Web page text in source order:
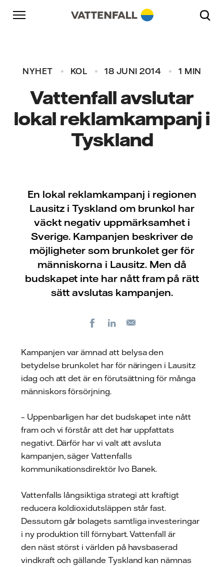
Skip to content
Gå till huvudnavigeringen
Gå till sidfoten
NYHET KOL 18 JUNI 2014 1 MIN
Vattenfall avslutar
lokal reklamkampanj i
Tyskland
En lokal reklamkampanj i regionen
Lausitz i Tyskland om brunkol har
väckt negativ uppmärksamhet i
Sverige. Kampanjen beskriver de
möjligheter som brunkolet ger för
människorna i Lausitz. Men då
budskapet inte har nått fram på rätt
sätt avslutas kampanjen.
FacebookLinkedIn
Kampanjen var ämnad att belysa den
betydelse brunkolet har för näringen i Lausitz
idag och att det är en förutsättning för många
människors försörjning.
– Uppenbarligen har det budskapet inte nått
fram och vi förstår att det har uppfattats
negativt. Därför har vi valt att avsluta
kampanjen, säger Vattenfalls
kommunikationsdirektör Ivo Banek.
Vattenfalls långsiktiga strategi att kraftigt
reducera koldioxidutsläppen står fast.
Dessutom går bolagets samtliga investeringar
i ny produktion till förnybart. Vattenfall är
den näst störst i världen på havsbaserad
vindkraft och gällande Tyskland kan nämnas
Gå till huvudnavigeringen